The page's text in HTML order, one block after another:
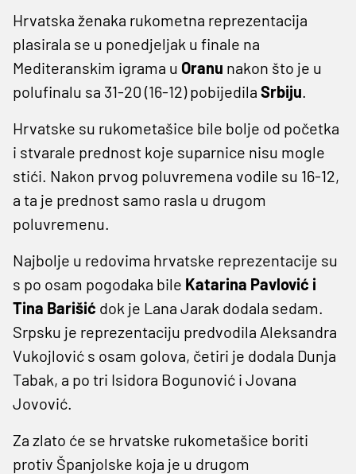
Hrvatska ženaka rukometna reprezentacija
plasirala se u ponedjeljak u finale na
Mediteranskim igrama u Oranu nakon što je u
polufinalu sa 31-20 (16-12) pobijedila Srbiju.
Hrvatske su rukometašice bile bolje od početka
i stvarale prednost koje suparnice nisu mogle
stići. Nakon prvog poluvremena vodile su 16-12,
a ta je prednost samo rasla u drugom
poluvremenu.
Najbolje u redovima hrvatske reprezentacije su
s po osam pogodaka bile Katarina Pavlović i
Tina Barišić dok je Lana Jarak dodala sedam.
Srpsku je reprezentaciju predvodila Aleksandra
Vukojlović s osam golova, četiri je dodala Dunja
Tabak, a po tri Isidora Bogunović i Jovana
Jovović.
Za zlato će se hrvatske rukometašice boriti
protiv Španjolske koja je u drugom